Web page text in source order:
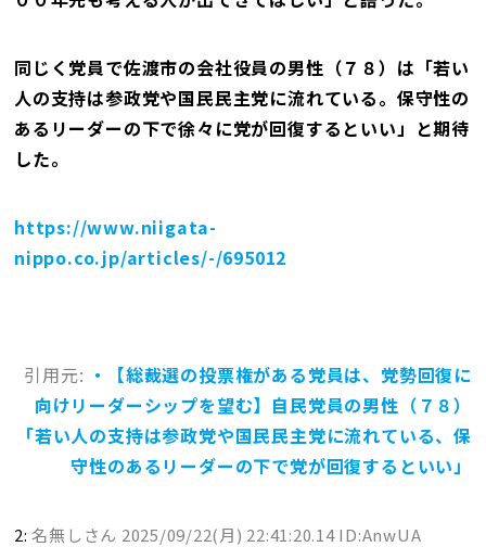
同じく党員で佐渡市の会社役員の男性（７８）は「若い
人の支持は参政党や国民民主党に流れている。保守性の
あるリーダーの下で徐々に党が回復するといい」と期待
した。
https://www.niigata-
nippo.co.jp/articles/-/695012
引用元: ・【総裁選の投票権がある党員は、党勢回復に
向けリーダーシップを望む】自民党員の男性（７８）
「若い人の支持は参政党や国民民主党に流れている、保
守性のあるリーダーの下で党が回復するといい」
2:名無しさん 2025/09/22(月) 22:41:20.14 ID:AnwUA